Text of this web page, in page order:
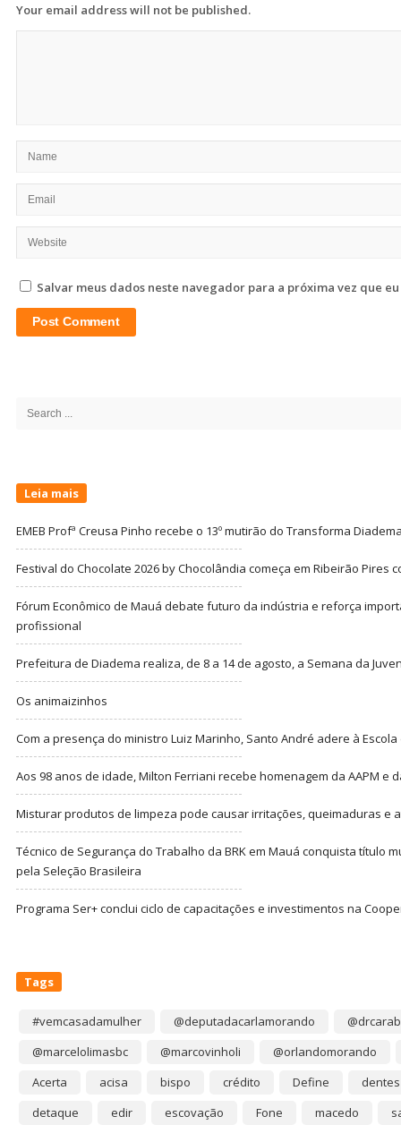
Your email address will not be published.
Salvar meus dados neste navegador para a próxima vez que
Search
Leia mais
EMEB Profª Creusa Pinho recebe o 13º mutirão do Transforma
Festival do Chocolate 2026 by Chocolândia começa em Ribeirão Pires
Fórum Econômico de Mauá debate futuro da indústria e reforça
profissional
Prefeitura de Diadema realiza, de 8 a 14 de agosto, a Semana da
Os animaizinhos
Com a presença do ministro Luiz Marinho, Santo André adere à
Aos 98 anos de idade, Milton Ferriani recebe homenagem da AAPM e
Misturar produtos de limpeza pode causar irritações, queimaduras e
Técnico de Segurança do Trabalho da BRK em Mauá conquista título
pela Seleção Brasileira
Programa Ser+ conclui ciclo de capacitações e investimentos na
Tags
#vemcasadamulher @deputadacarlamorando
@marcelolimasbc
@marcovinholi
@orlandomorando
Acerta
acisa bispo crédito Define
dentes
detaque
edir escovação Fone macedo